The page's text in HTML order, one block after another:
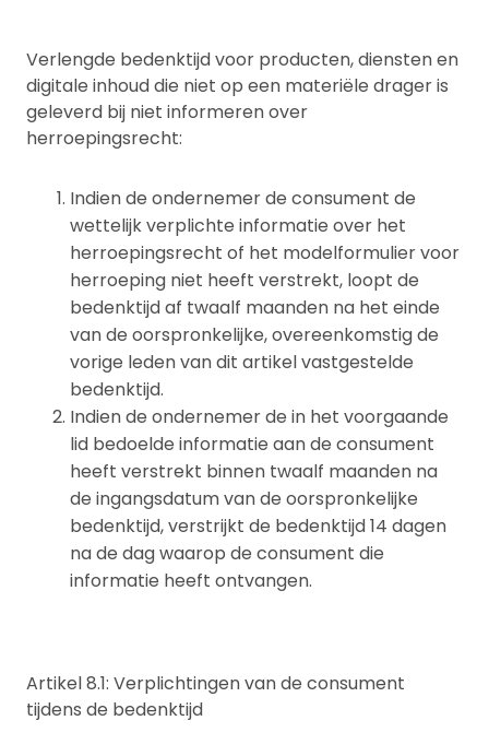
Verlengde bedenktijd voor producten, diensten en
digitale inhoud die niet op een materiële drager is
geleverd bij niet informeren over
herroepingsrecht:
Indien de ondernemer de consument de
wettelijk verplichte informatie over het
herroepingsrecht of het modelformulier voor
herroeping niet heeft verstrekt, loopt de
bedenktijd af twaalf maanden na het einde
van de oorspronkelijke, overeenkomstig de
vorige leden van dit artikel vastgestelde
bedenktijd.
Indien de ondernemer de in het voorgaande
lid bedoelde informatie aan de consument
heeft verstrekt binnen twaalf maanden na
de ingangsdatum van de oorspronkelijke
bedenktijd, verstrijkt de bedenktijd 14 dagen
na de dag waarop de consument die
informatie heeft ontvangen.
Artikel 8.1: Verplichtingen van de consument
tijdens de bedenktijd